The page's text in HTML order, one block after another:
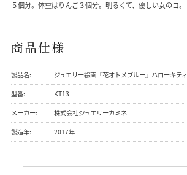
５個分。体重はりんご３個分。明るくて、優しい女のコ。
商品仕様
製品名: ジュエリー絵画『花オトメブルー』ハローキティ
型番: KT13
メーカー: 株式会社ジュエリーカミネ
製造年: 2017年